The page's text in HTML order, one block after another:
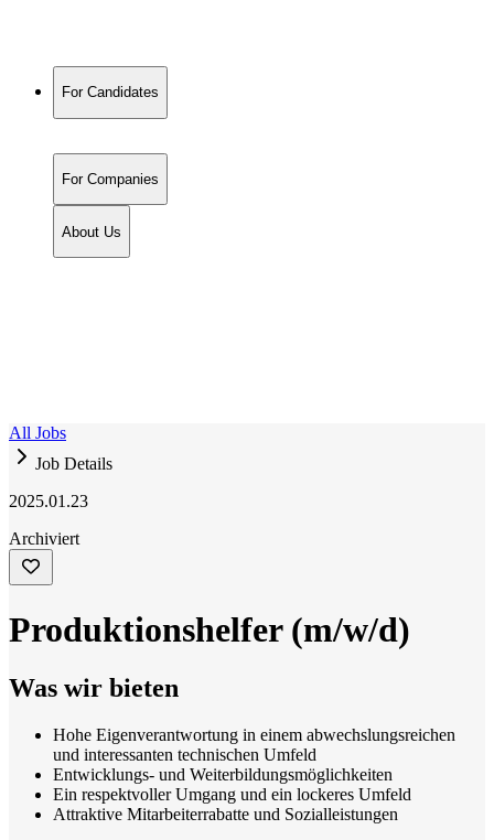
For Candidates
For Companies
About Us
All Jobs
Job Details
2025.01.23
Archiviert
Produktionshelfer (m/w/d)
Was wir bieten
Hohe Eigenverantwortung in einem abwechslungsreichen
und interessanten technischen Umfeld
Entwicklungs- und Weiterbildungsmöglichkeiten
Ein respektvoller Umgang und ein lockeres Umfeld
Attraktive Mitarbeiterrabatte und Sozialleistungen